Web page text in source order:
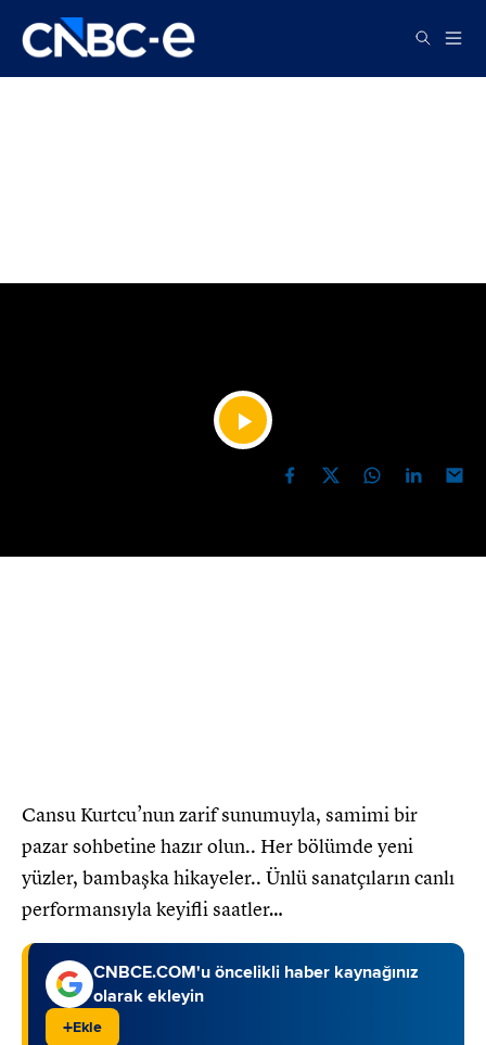
Videoyu
Şeyler Vardı!" | Yonca Evcimik
YAYIN TARİHİ, 11 MAYIS 2026 20:27
Cansu Kurtcu’nun zarif sunumuyla, samimi bir
pazar sohbetine hazır olun.. Her bölümde yeni
yüzler, bambaşka hikayeler.. Ünlü sanatçıların canlı
performansıyla keyifli saatler…
CNBCE.COM'u öncelikli haber kaynağınız
olarak ekleyin
+Ekle